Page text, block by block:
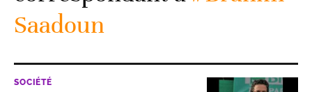
Saadoun
SOCIÉTÉ